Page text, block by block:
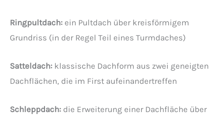
Ringpultdach: ein Pultdach über kreisförmigem
Grundriss (in der Regel Teil eines Turmdaches)
Satteldach: klassische Dachform aus zwei geneigten
Dachflächen, die im First aufeinandertreffen
Schleppdach: die Erweiterung einer Dachfläche über